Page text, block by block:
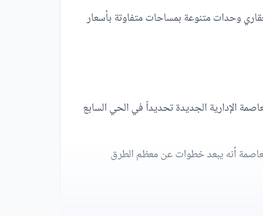
وحدات متنوعة بمساحات متفاوتة بأسعار
الإدارية الجديدة تحديداً في الحي السابع
أنه يبعد خطوات عن معظم الطرق